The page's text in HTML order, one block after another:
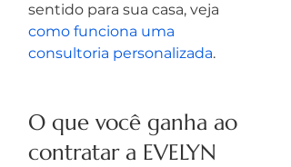
sentido para sua casa, veja
como funciona uma
consultoria personalizada.
O que você ganha ao
contratar a EVELYN